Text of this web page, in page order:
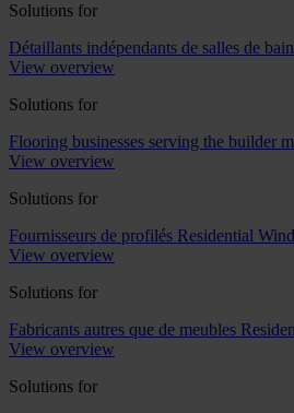
Solutions for
Détaillants indépendants de salles de
View overview
Solutions for
Flooring businesses serving the builder
View overview
Solutions for
Fournisseurs de profilés Residential
View overview
Solutions for
Fabricants autres que de meubles
View overview
Solutions for